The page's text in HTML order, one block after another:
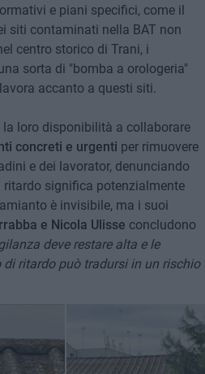
e piani specifici, come il
siti contaminati nella BAT non
centro storico di Trani, i
sorta di "bomba a orologeria"
accanto a questi siti.
loro disponibilità a collaborare
concreti e urgenti per rimuovere
e dei lavorator, denunciando
significa potenzialmente
è invisibile, ma i suoi
e Nicola Ulisse concludono
deve restare alta e le
ritardo può tradursi in un rischio